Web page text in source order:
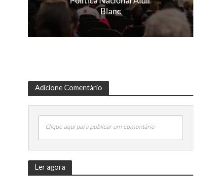
Blanc
Adicione Comentário
Clique aqui para publicar um comentário
Ler agora